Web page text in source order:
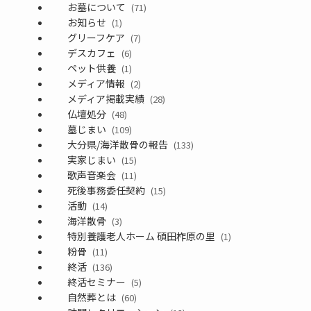
お墓について (71)
お知らせ (1)
グリーフケア (7)
デスカフェ (6)
ペット供養 (1)
メディア情報 (2)
メディア掲載実績 (28)
仏壇処分 (48)
墓じまい (109)
大分県/海洋散骨の報告 (133)
実家じまい (15)
歌声音楽会 (11)
死後事務委任契約 (15)
活動 (14)
海洋散骨 (3)
特別養護老人ホーム 碩田柞原の里 (1)
粉骨 (11)
終活 (136)
終活セミナー (5)
自然葬とは (60)